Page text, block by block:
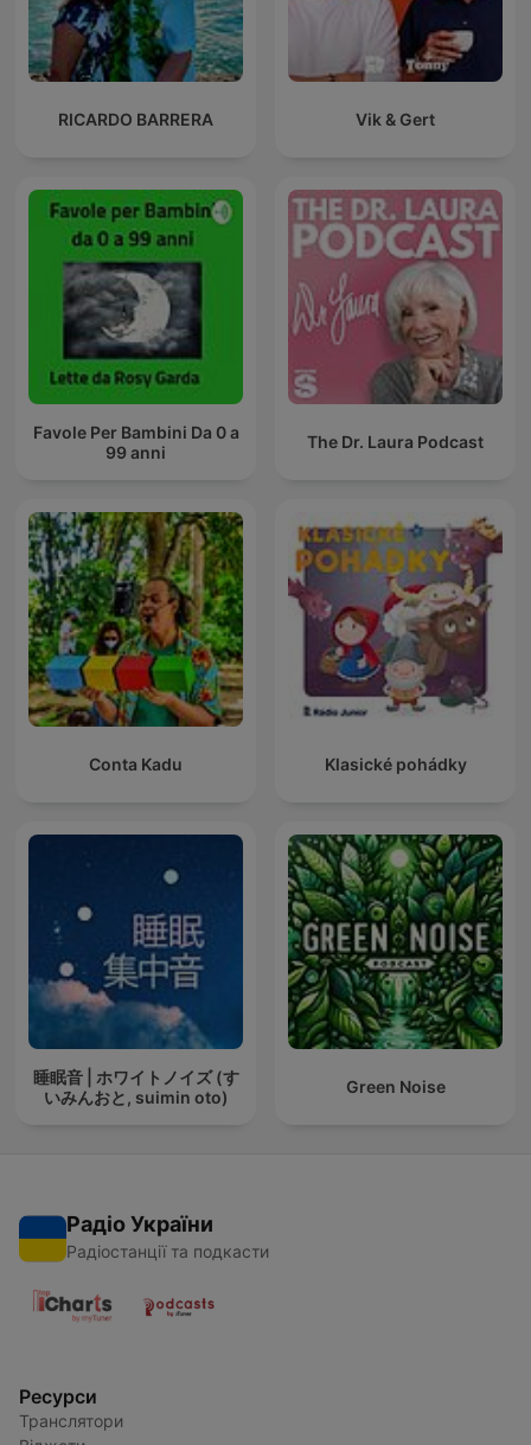
RICARDO BARRERA Vik & Gert
Favole Per Bambini Da 0 a
99 anni
The Dr. Laura Podcast
Conta Kadu Klasické pohádky
睡眠音 | ホワイトノイズ (す
いみんおと, suimin oto)
Green Noise
Радіо України
Радіостанції та подкасти
Ресурси
Транслятори